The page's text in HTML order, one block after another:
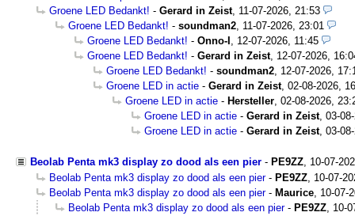
Groene LED Bedankt! - Gerard in Zeist, 11-07-2026, 21:53
Groene LED Bedankt! - soundman2, 11-07-2026, 23:01
Groene LED Bedankt! - Onno-I , 12-07-2026, 11:45
Groene LED Bedankt! - Gerard in Zeist, 12-07-2026,
Groene LED Bedankt! - soundman2, 12-07-2026,
Groene LED in actie - Gerard in Zeist, 02-08-2026,
Groene LED in actie - Hersteller, 02-08-2026,
Groene LED in actie - Gerard in Zeist, 03-
Groene LED in actie - Gerard in Zeist, 03-
Beolab Penta mk3 display zo dood als een pier - PE9ZZ, 10-07-
Beolab Penta mk3 display zo dood als een pier- PE9ZZ, 10-07-
Beolab Penta mk3 display zo dood als een pier- Maurice, 10-07-
Beolab Penta mk3 display zo dood als een pier- PE9ZZ, 10-